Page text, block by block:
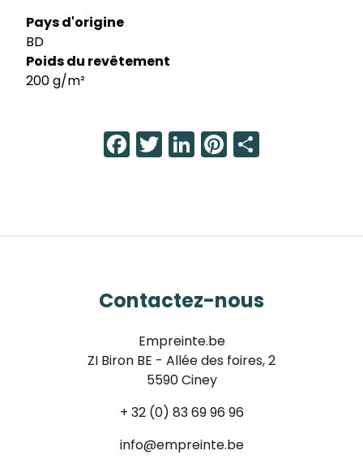
Pays d'origine
BD
Poids du revêtement
200 g/m²
Facebook
Twitter
LinkedIn
Pinterest
Contactez-nous
Empreinte.be
ZI Biron BE - Allée des foires, 2
5590 Ciney
+ 32 (0) 83 69 96 96
info@empreinte.be